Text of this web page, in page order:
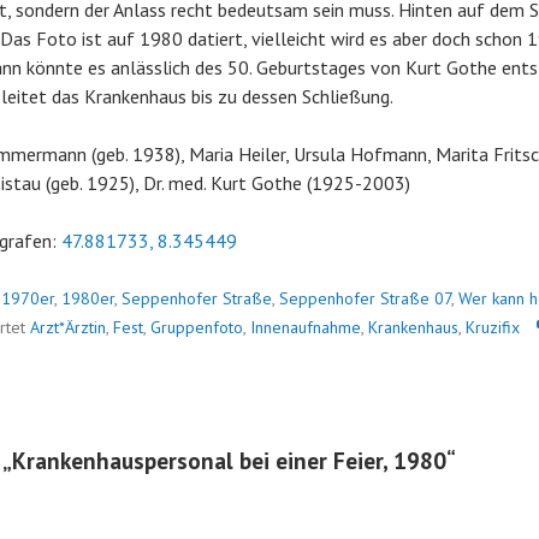
sondern der Anlass recht bedeutsam sein muss. Hinten auf dem
Das Foto ist auf 1980 datiert, vielleicht wird es aber doch schon
könnte es anlässlich des 50. Geburtstages von Kurt Gothe
das Krankenhaus bis zu dessen Schließung.
(geb. 1938), Maria Heiler, Ursula Hofmann, Marita
(geb. 1925), Dr. med. Kurt Gothe (1925-2003)
47.881733, 8.345449
1970er, 1980er, Seppenhofer Straße, Seppenhofer Straße 07, Wer kann
Arzt*Ärztin, Fest, Gruppenfoto, Innenaufnahme, Krankenhaus, Kruzifix
Krankenhauspersonal bei einer Feier, 1980“